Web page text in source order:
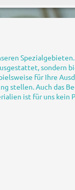
sondern
für Ihre
stellen. Auch das
ist für uns kein